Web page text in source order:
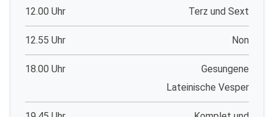
12.00 Uhr Terz und Sext
12.55 Uhr Non
18.00 Uhr
Gesungene
Lateinische Vesper